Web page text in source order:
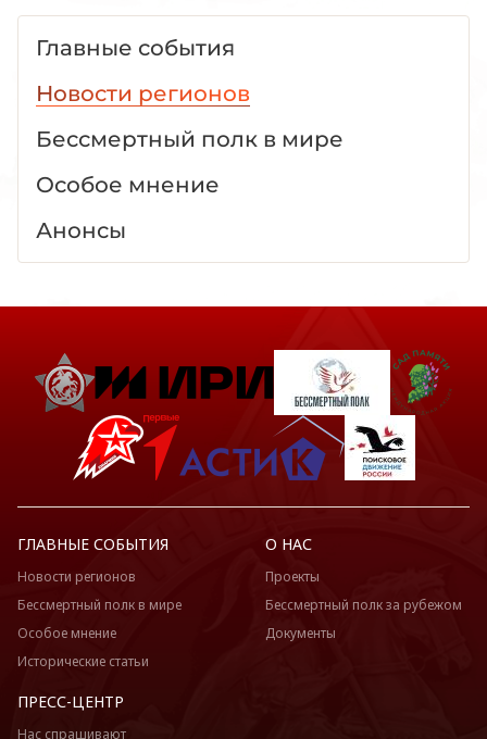
Главные события
Новости регионов
Бессмертный полк в мире
Особое мнение
Анонсы
ГЛАВНЫЕ СОБЫТИЯ
Новости регионов
Бессмертный полк в мире
Особое мнение
Исторические статьи
О НАС
Проекты
Бессмертный полк за рубежом
Документы
ПРЕСС-ЦЕНТР
Нас спрашивают